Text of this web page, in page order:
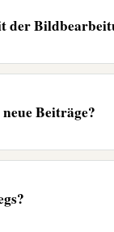
der
Beiträge?